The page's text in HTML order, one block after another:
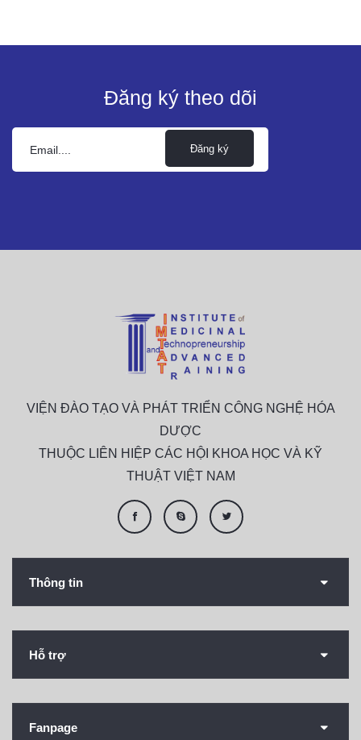
Đăng ký theo dõi
Đăng ký
VIỆN ĐÀO TẠO VÀ PHÁT TRIỂN CÔNG NGHỆ HÓA
DƯỢC
THUỘC LIÊN HIỆP CÁC HỘI KHOA HỌC VÀ KỸ
THUẬT VIỆT NAM
Thông tin
Hỗ trợ
Fanpage